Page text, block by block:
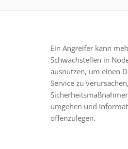
Ein Angreifer kann
Schwachstellen in
ausnutzen, um einen
Service zu verursachen,
umgehen und
offenzulegen.